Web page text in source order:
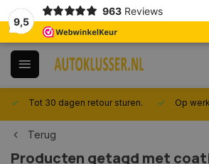
9,5
963 Reviews
Tot 30 dagen retour sturen. Op
Terug
Producten getagd met